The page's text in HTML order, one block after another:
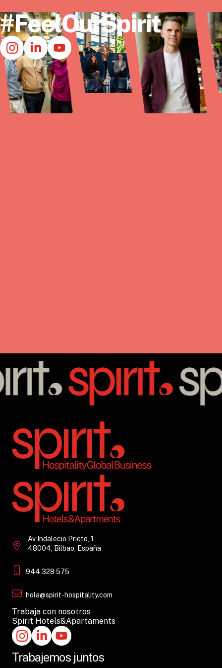
#FeelOurSpirit
Av Indalecio Prieto, 1
48004, Bilbao, España
944 328 575
hola@spirit-hospitality.com
Trabaja con nosotros
Spirit Hotels&Apartaments
Trabajemos juntos